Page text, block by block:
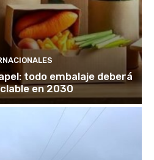
todo embalaje deberá
en 2030